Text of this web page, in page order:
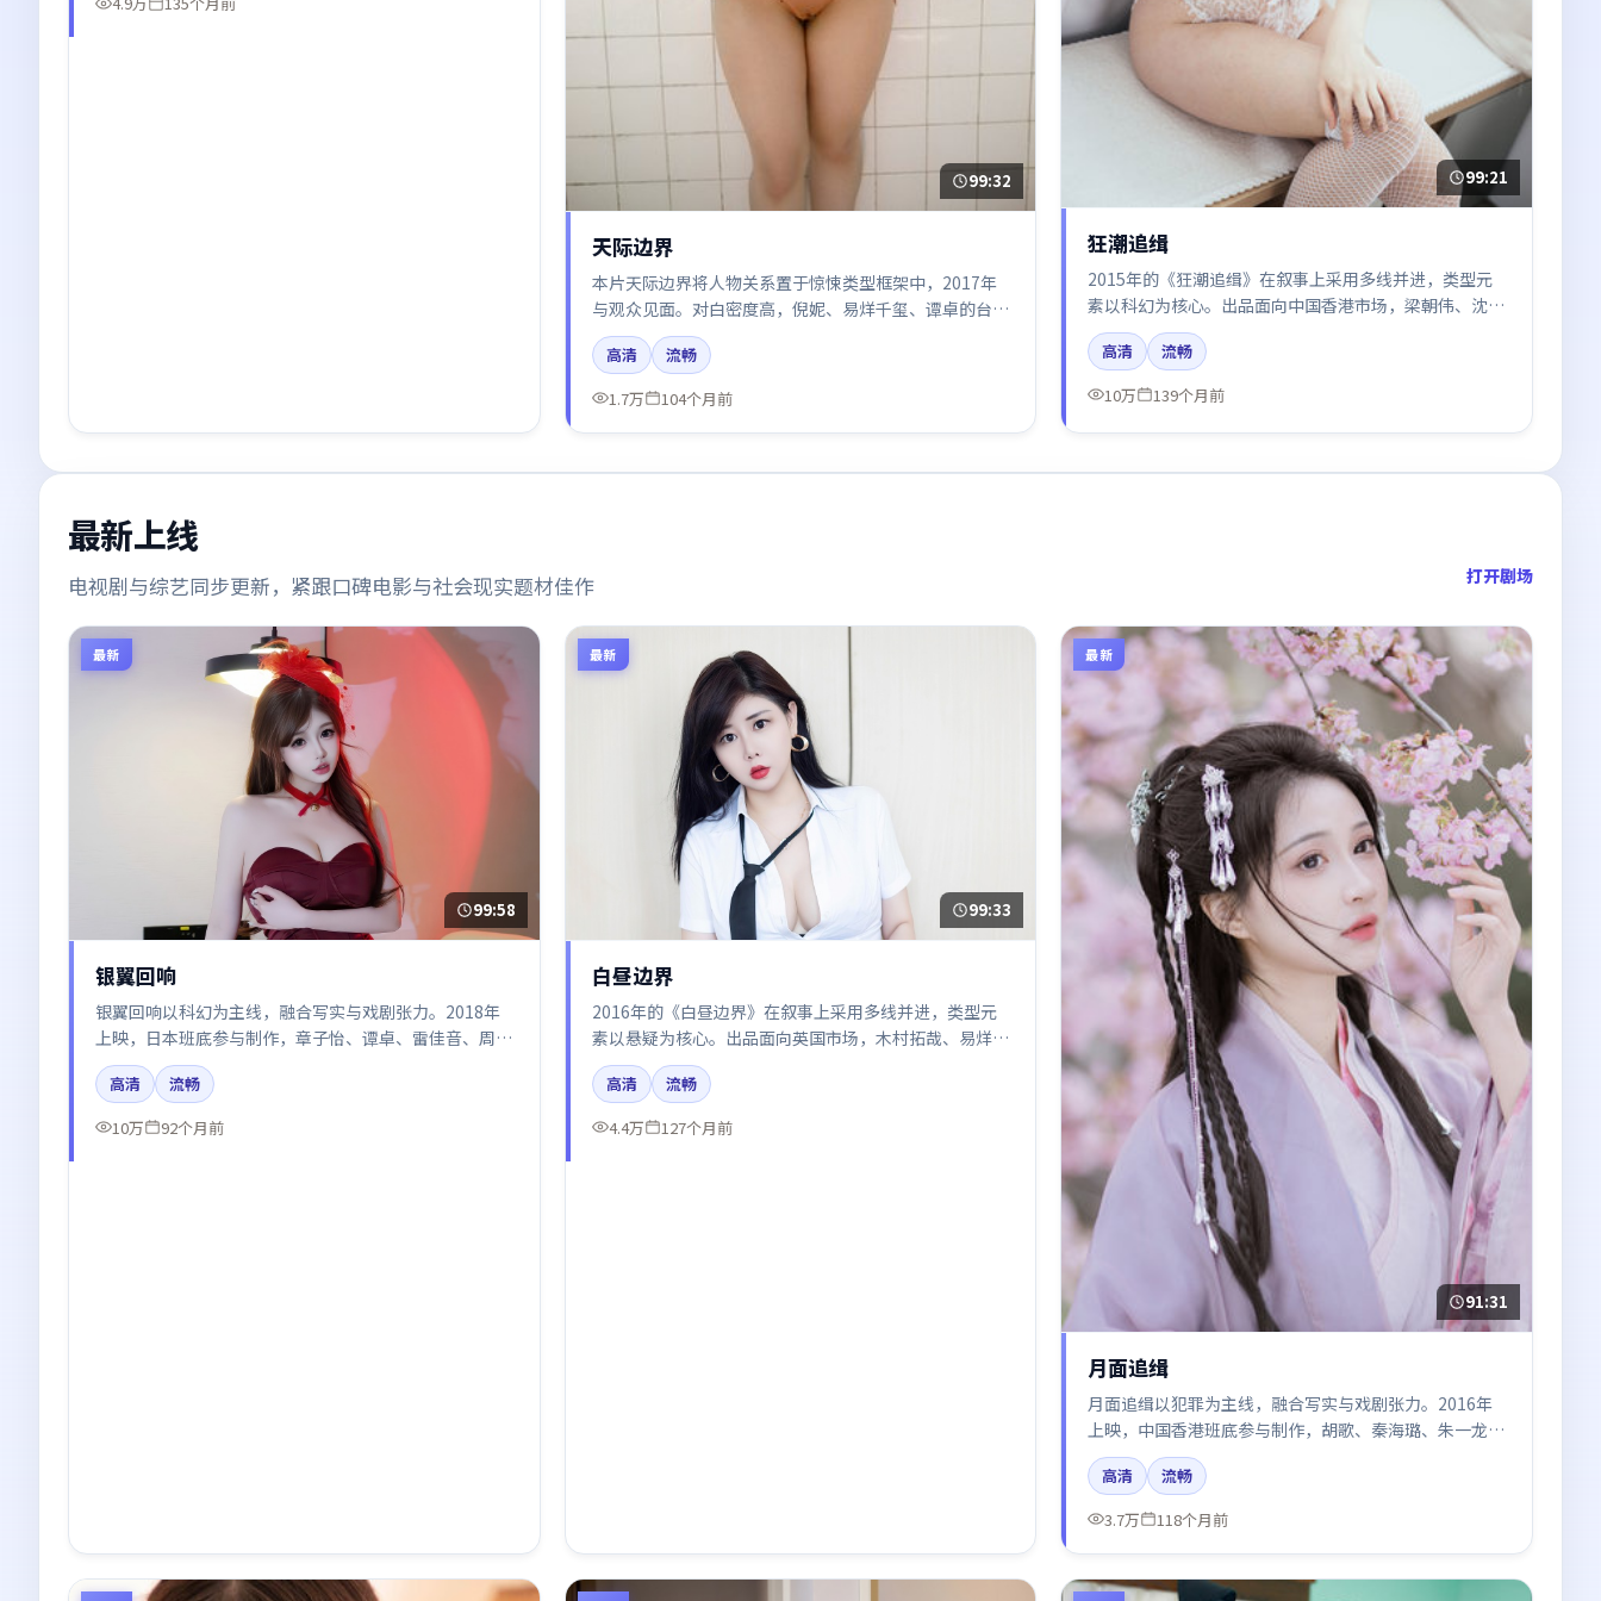
99:32
天际边界
本片天际边界将人物关系置于惊悚类型框架中，2017年
与观众见面。对白密度高，倪妮、易烊千玺、谭卓的台词
节奏值得关注；整体气质偏中国大陆都市与冷色调摄影。
高清
流畅
1.7万
104个月前
99:21
狂潮追缉
2015年的《狂潮追缉》在叙事上采用多线并进，类型元
素以科幻为核心。出品面向中国香港市场，梁朝伟、沈
腾、朱一龙所饰角色推动关键反转，结尾留白引发讨论。
高清
流畅
10万
139个月前
最新上线
电视剧与综艺同步更新，紧跟口碑电影与社会现实题材佳作 打开剧场
最新
99:58
银翼回响
银翼回响以科幻为主线，融合写实与戏剧张力。2018年
上映，日本班底参与制作，章子怡、谭卓、雷佳音、周
迅、张译在片中呈现细腻表演，影像风格统一，配乐与剪
辑强化了情绪曲线。
高清
流畅
10万
92个月前
最新
99:33
白昼边界
2016年的《白昼边界》在叙事上采用多线并进，类型元
素以悬疑为核心。出品面向英国市场，木村拓哉、易烊千
玺、廖凡所饰角色推动关键反转，结尾留白引发讨论。
高清
流畅
4.4万
127个月前
最新
91:31
月面追缉
月面追缉以犯罪为主线，融合写实与戏剧张力。2016年
上映，中国香港班底参与制作，胡歌、秦海璐、朱一龙在
片中呈现细腻表演，影像风格统一，配乐与剪辑强化了情
绪曲线。
高清
流畅
3.7万
118个月前